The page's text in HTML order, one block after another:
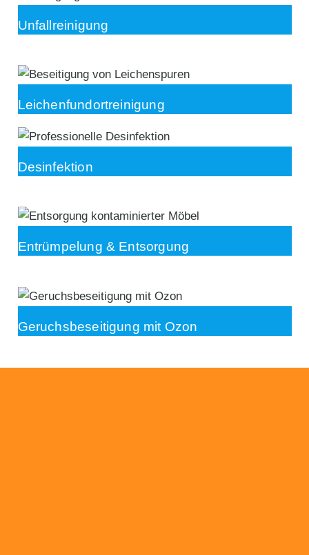
Unfallreinigung
Leichenfundortreinigung
Desinfektion
Entrümpelung & Entsorgung
Geruchsbeseitigung mit Ozon